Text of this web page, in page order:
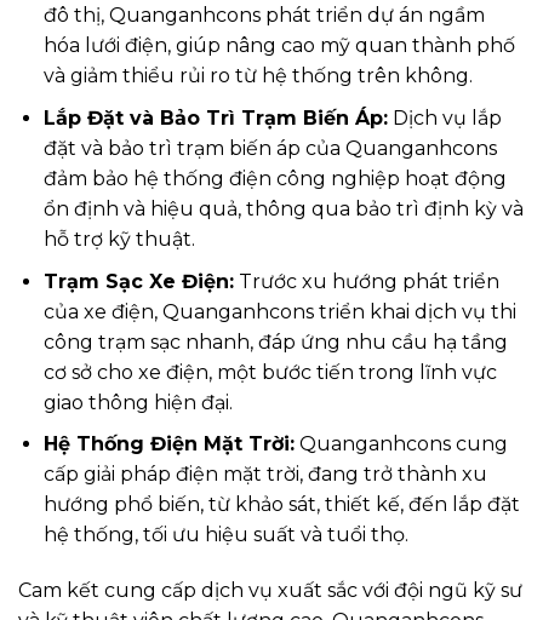
đô thị, Quanganhcons phát triển dự án ngầm
hóa lưới điện, giúp nâng cao mỹ quan thành phố
và giảm thiểu rủi ro từ hệ thống trên không.
Lắp Đặt và Bảo Trì Trạm Biến Áp:Dịch vụ lắp
đặt và bảo trì trạm biến áp của Quanganhcons
đảm bảo hệ thống điện công nghiệp hoạt động
ổn định và hiệu quả, thông qua bảo trì định kỳ và
hỗ trợ kỹ thuật.
Trạm Sạc Xe Điện:Trước xu hướng phát triển
của xe điện, Quanganhcons triển khai dịch vụ thi
công trạm sạc nhanh, đáp ứng nhu cầu hạ tầng
cơ sở cho xe điện, một bước tiến trong lĩnh vực
giao thông hiện đại.
Hệ Thống Điện Mặt Trời:Quanganhcons cung
cấp giải pháp điện mặt trời, đang trở thành xu
hướng phổ biến, từ khảo sát, thiết kế, đến lắp đặt
hệ thống, tối ưu hiệu suất và tuổi thọ.
Cam kết cung cấp dịch vụ xuất sắc với đội ngũ kỹ sư